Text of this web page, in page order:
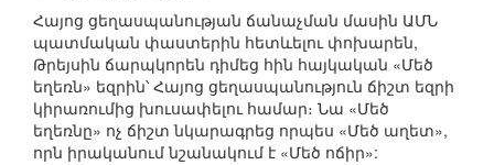
Հայոց ցեղասպանության ճանաչման մասին ԱՄՆ
պատմական փաստերին հետևելու փոխարեն,
Թրեյսին ճարպկորեն դիմեց հին հայկական «Մեծ
եղեռն» եզրին՝ Հայոց ցեղասպանություն ճիշտ եզրի
կիրառումից խուսափելու համար։ Նա «Մեծ
եղեռնը» ոչ ճիշտ նկարագրեց որպես «Մեծ աղետ»,
որն իրականում նշանակում է «Մեծ ոճիր»: